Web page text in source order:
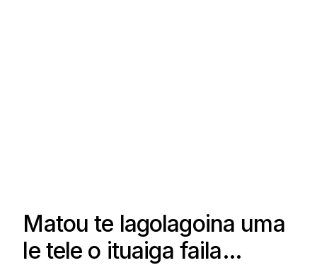
Matou te lagolagoina uma
le tele o ituaiga faila…